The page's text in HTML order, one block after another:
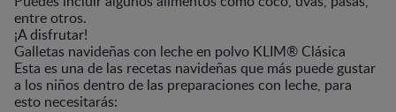
entre otros.
¡A disfrutar!
Galletas navideñas con leche en polvo KLIM® Clásica
Esta es una de las recetas navideñas que más puede gustar
a los niños dentro de las preparaciones con leche, para
esto necesitarás: